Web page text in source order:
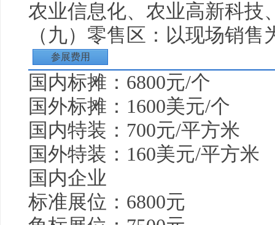
农业信息化、农业高新科技
（九）零售区：以现场销售
参展费用
国内标摊：6800元/个
国外标摊：1600美元/个
国内特装：700元/平方米
国外特装：160美元/平方米
国内企业
标准展位：6800元